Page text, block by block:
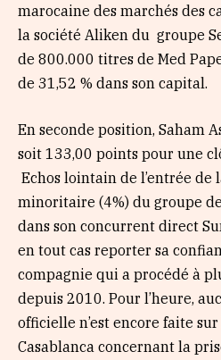
marocaine des marchés des
la société Aliken du groupe
de 800.000 titres de Med
de 31,52 % dans son capital.
En seconde position, Saham
soit 133,00 points pour une
Echos lointain de l’entrée
minoritaire (4%) du groupe
dans son concurrent direct
en tout cas reporter sa
compagnie qui a procédé à
depuis 2010. Pour l’heure,
officielle n’est encore faite
Casablanca concernant la